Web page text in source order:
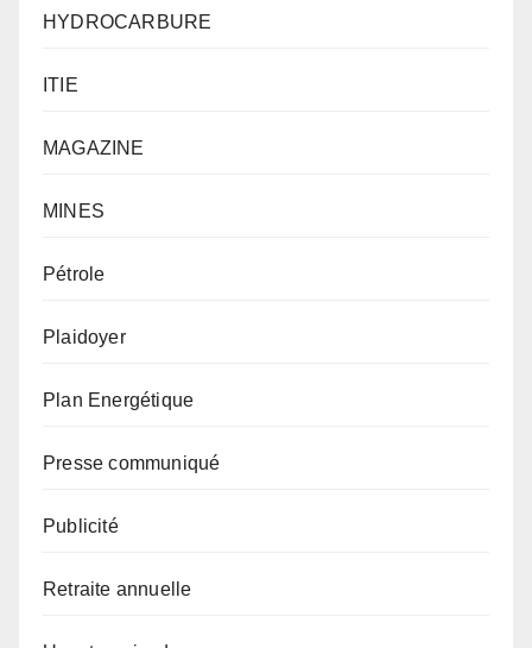
HYDROCARBURE
ITIE
MAGAZINE
MINES
Pétrole
Plaidoyer
Plan Energétique
Presse communiqué
Publicité
Retraite annuelle